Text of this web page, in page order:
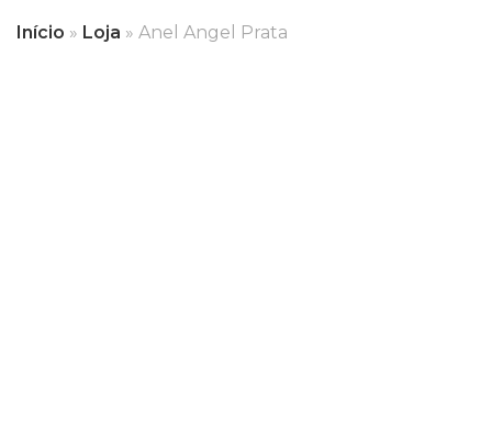
Início » Loja » Anel Angel Prata